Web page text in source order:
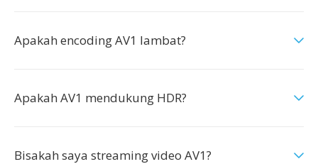
Apakah encoding AV1 lambat?
Apakah AV1 mendukung HDR?
Bisakah saya streaming video AV1?